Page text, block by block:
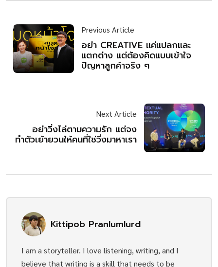
Previous Article
อย่า CREATIVE แค่แปลกและ
แตกต่าง แต่ต้องคิดแบบเข้าใจ
ปัญหาลูกค้าจริง ๆ
Next Article
อย่าวิ่งไล่ตามความรัก แต่จง
ทำตัวเย้ายวนให้คนที่ใช่วิ่งมาหาเรา
Kittipob Pranlumlurd
I am a storyteller. I love listening, writing, and I
believe that writing is a skill that needs to be